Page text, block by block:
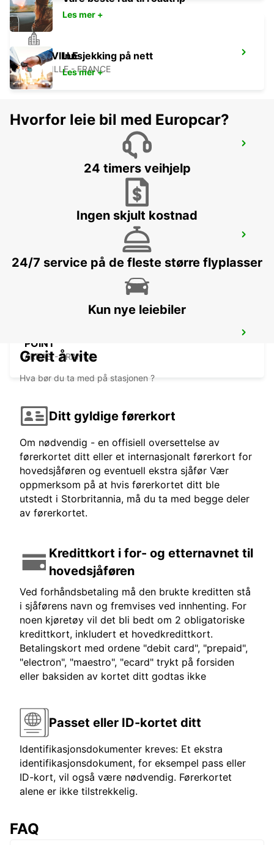
ABBEVILLE
ABBEVILLE - FRANCE
PARIS BEAUVAIS AIRPORT
POINT
ARRAS - FRANCE
Les mer +
Innsjekking på nett
Les mer +
Hvorfor leie bil med Europcar?
24 timers veihjelp
Ingen skjult kostnad
24/7 service på de fleste større flyplasser
Kun nye leiebiler
Greit å vite
Hva bør du ta med på stasjonen ?
Ditt gyldige førerkort
Om nødvendig - en offisiell oversettelse av
førerkortet ditt eller et internasjonalt førerkort for
hovedsjåføren og eventuell ekstra sjåfør Vær
oppmerksom på at hvis førerkortet ditt ble
utstedt i Storbritannia, må du ta med begge deler
av førerkortet.
Kredittkort i for- og etternavnet til
hovedsjåføren
Ved forhåndsbetaling må den brukte kreditten stå
i sjåførens navn og fremvises ved innhenting. For
noen kjøretøy vil det bli bedt om 2 obligatoriske
kredittkort, inkludert et hovedkredittkort.
Betalingskort med ordene "debit card", "prepaid",
"electron", "maestro", "ecard" trykt på forsiden
eller baksiden av kortet ditt godtas ikke
Passet eller ID-kortet ditt
Identifikasjonsdokumenter kreves: Et ekstra
identifikasjonsdokument, for eksempel pass eller
ID-kort, vil også være nødvendig. Førerkortet
alene er ikke tilstrekkelig.
FAQ